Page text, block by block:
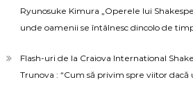
Ryunosuke Kimura „Operele lui
unde oamenii se întâlnesc dincolo de
Flash-uri de la Craiova International
Trunova : “Cum să privim spre viitor